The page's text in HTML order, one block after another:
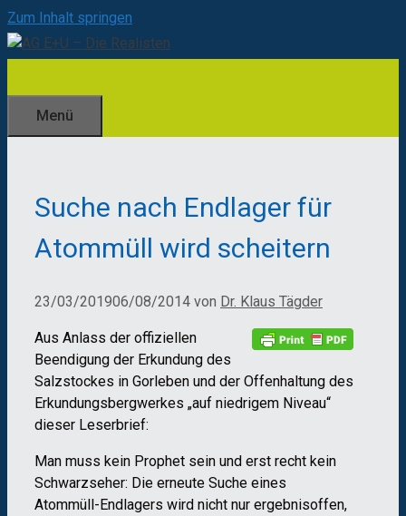
Zum Inhalt springen
Menü
Suche nach Endlager für
Atommüll wird scheitern
23/03/201906/08/2014 von Dr. Klaus Tägder
Aus Anlass der offiziellen
Beendigung der Erkundung des
Salzstockes in Gorleben und der Offenhaltung des
Erkundungsbergwerkes „auf niedrigem Niveau“
dieser Leserbrief:
Man muss kein Prophet sein und erst recht kein
Schwarzseher: Die erneute Suche eines
Atommüll-Endlagers wird nicht nur ergebnisoffen,